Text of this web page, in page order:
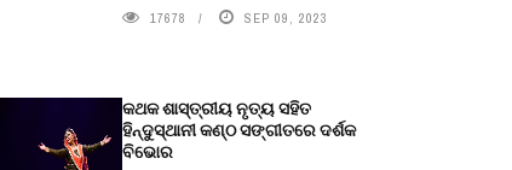
17678 SEP 09, 2023
କଥକ ଶାସ୍ତ୍ରୀୟ ନୃତ୍ୟ ସହିତ
ହିନ୍ଦୁସ୍ଥାନୀ କଣ୍ଠ ସଙ୍ଗୀତରେ ଦର୍ଶକ
ବିଭୋର